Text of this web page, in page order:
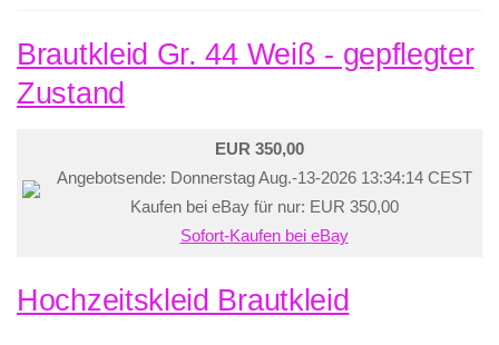
Brautkleid Gr. 44 Weiß - gepflegter
Zustand
EUR 350,00
Angebotsende: Donnerstag Aug.-13-2026 13:34:14 CEST
Kaufen bei eBay für nur: EUR 350,00
Sofort-Kaufen bei eBay
Hochzeitskleid Brautkleid